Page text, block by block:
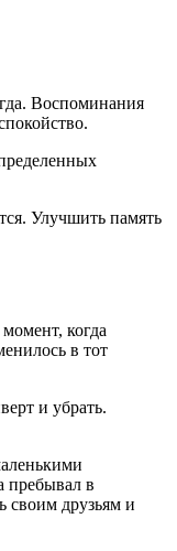
Воспоминания
Улучшить память
когда
в тот
и убрать.
пребывал в
своим друзьям и